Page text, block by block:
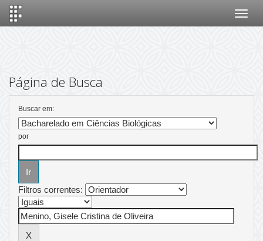
Página de Busca
Buscar em:
por
Filtros correntes: